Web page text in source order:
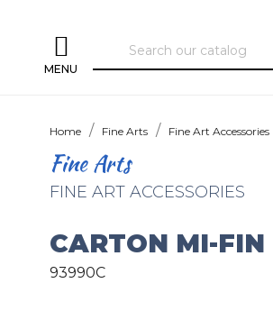
MENU
Home Fine Arts Fine Art Accessories
Fine Arts
FINE ART ACCESSORIES
CARTON MI-FIN
93990C